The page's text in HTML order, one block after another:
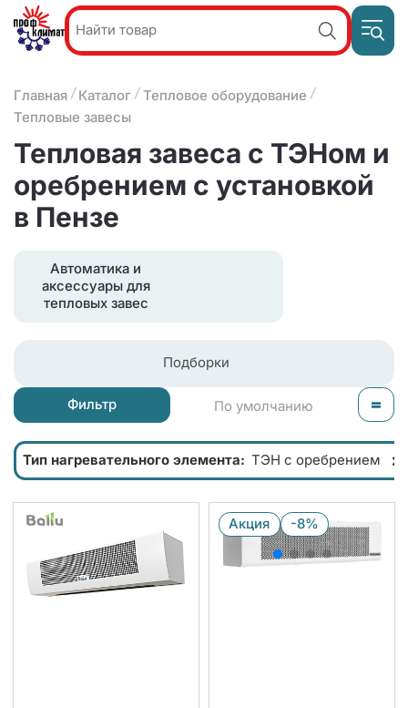
Акции и
спецпредложения
О компании
Оплата и доставка
Контакты
8
25-
93-63
Главная Каталог
Тепловое оборудование
Тепловые завесы
Тепловая завеса с ТЭНом и
оребрением с установкой
в Пензе
Автоматика и
аксессуары для
тепловых завес
Фильтр По умолчанию
Подборки
Тип нагревательного элемента: ТЭН с оребрением ×
Акция -8%